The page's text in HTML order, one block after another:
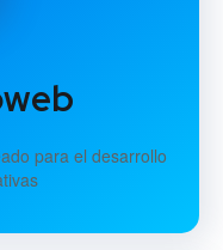
para el desarrollo